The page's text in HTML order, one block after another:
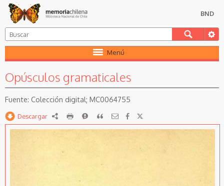
BND
Menú
Opúsculos gramaticales
Colección digital; MC0064755
Descargar RDF imprimirReportarCitar